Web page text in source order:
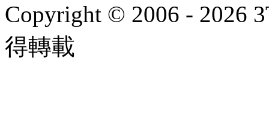
Copyright © 2006 - 2026
得轉載